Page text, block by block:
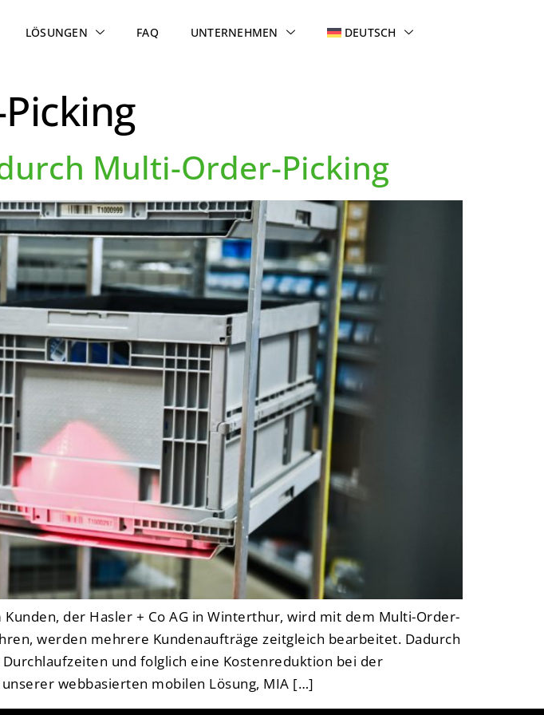
LÖSUNGEN FAQ UNTERNEHMEN DEUTSCH
Multi-Order-Picking
der Hasler + Co AG in Winterthur, wird mit dem Multi-Order-
werden mehrere Kundenaufträge zeitgleich bearbeitet. Dadurch
und folglich eine Kostenreduktion bei der
webbasierten mobilen Lösung, MIA […]